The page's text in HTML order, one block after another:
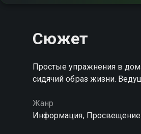
Сюжет
Простые упражнения в
сидячий образ жизни.
Жанр
Информация, Просвещение